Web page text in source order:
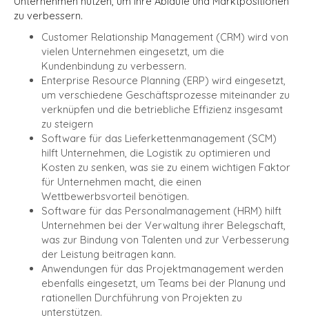
zu verbessern.
Customer Relationship Management (CRM) wird von
vielen Unternehmen eingesetzt, um die
Kundenbindung zu verbessern.
Enterprise Resource Planning (ERP) wird eingesetzt,
um verschiedene Geschäftsprozesse miteinander zu
verknüpfen und die betriebliche Effizienz insgesamt
zu steigern
Software für das Lieferkettenmanagement (SCM)
hilft Unternehmen, die Logistik zu optimieren und
Kosten zu senken, was sie zu einem wichtigen Faktor
für Unternehmen macht, die einen
Wettbewerbsvorteil benötigen.
Software für das Personalmanagement (HRM) hilft
Unternehmen bei der Verwaltung ihrer Belegschaft,
was zur Bindung von Talenten und zur Verbesserung
der Leistung beitragen kann.
Anwendungen für das Projektmanagement werden
ebenfalls eingesetzt, um Teams bei der Planung und
rationellen Durchführung von Projekten zu
unterstützen.